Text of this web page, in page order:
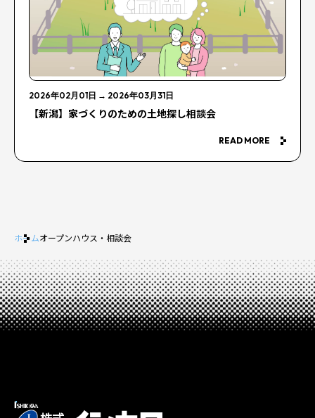
2026年02月01日 → 2026年03月31日
【新潟】家づくりのための土地探し相談会
READ MORE
ホームオープンハウス・相談会